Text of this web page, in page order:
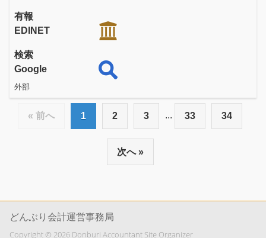
有報
EDINET
検索
Google
外部
« 前へ 1 2 3 ... 33 34
次へ »
どんぶり会計運営事務局
Copyright © 2026 Donburi Accountant Site Organizer